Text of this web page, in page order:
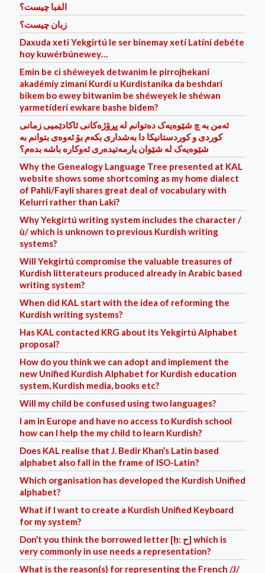
الفبا چیست؟
زبان چیست؟
Daxuda xetí Yekgirtú le ser binemay xetí Latíní debéte
hoy kuwérbúnewey…
Emin be ci shéweyek detwanim le pirrojhekaní
akadémíy zimaní Kurdí u Kurdistaníka da beshdarí
bikem bo ewey bitwanim be shéweyek le shéwan
yarmetíder‌í ewkare bashe bidem?
ئه‌من به‌ چ شێوه‌یه‌ک ده‌توانم له‌ پڕۆژه‌کانی ئاکادێمیی زمانی
کوردی و کوردستانیکا دا به‌شداری بکه‌م بۆ ئه‌وه‌ی بتوانم به‌
شێوه‌یه‌ک له‌ شێوان یارمه‌تیده‌ر‌ی ئه‌وکاره‌ باشه‌ بده‌م؟
Why the Genealogy Language Tree presented at KAL
website shows some shortcoming as my home dialect
of Pahli/Fayli shares great deal of vocabulary with
Kelurri rather than Laki?
Why Yekgirtú writing system includes the character /
ù/ which is unknown to previous Kurdish writing
systems?
Will Yekgirtú compromise the valuable treasures of
Kurdish litterateurs produced already in Arabic based
writing system?
When did KAL start with the idea of reforming the
Kurdish writing systems?
Has KAL contacted KRG about its Yekgirtú Alphabet
proposal?
How do you think we can adopt and implement the
new Unified Kurdish Alphabet for Kurdish education
system, Kurdish media, books etc?
Will my child be confused using two languages?
I am in Europe and have no access to Kurdish school
how can I help the my child to learn Kurdish?
Does KAL realise that J. Bedir Khan’s Latin based
alphabet also fall in the frame of ISO-Latin?
Which organisation has developed the Kurdish Unified
alphabet?
What if I want to create a Kurdish Unified Keyboard
for my system?
Don’t you think the borrowed letter [ḥ: ح] which is
very commonly in use needs a representation?
What is the reason(s) for representing the French /J/